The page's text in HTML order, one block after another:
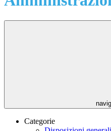
Categorie